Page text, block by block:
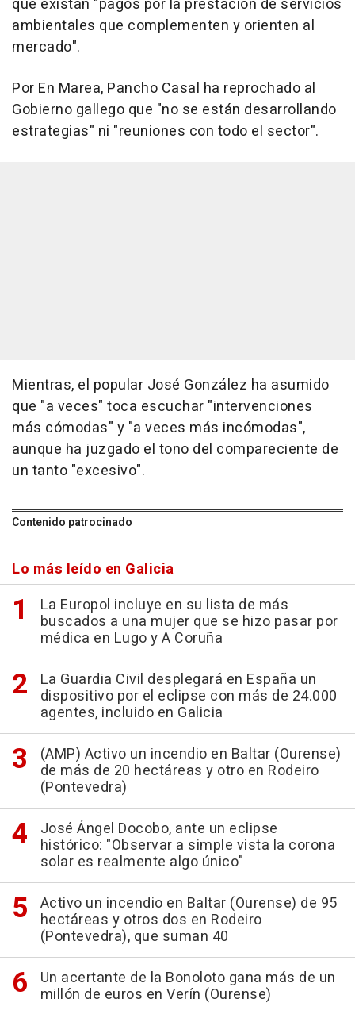
que existan "pagos por la prestación de servicios
ambientales que complementen y orienten al
mercado".
Por En Marea, Pancho Casal ha reprochado al
Gobierno gallego que "no se están desarrollando
estrategias" ni "reuniones con todo el sector".
Mientras, el popular José González ha asumido
que "a veces" toca escuchar "intervenciones
más cómodas" y "a veces más incómodas",
aunque ha juzgado el tono del compareciente de
un tanto "excesivo".
Contenido patrocinado
Lo más leído en Galicia
La Europol incluye en su lista de más
buscados a una mujer que se hizo pasar por
médica en Lugo y A Coruña
La Guardia Civil desplegará en España un
dispositivo por el eclipse con más de 24.000
agentes, incluido en Galicia
(AMP) Activo un incendio en Baltar (Ourense)
de más de 20 hectáreas y otro en Rodeiro
(Pontevedra)
José Ángel Docobo, ante un eclipse
histórico: "Observar a simple vista la corona
solar es realmente algo único"
Activo un incendio en Baltar (Ourense) de 95
hectáreas y otros dos en Rodeiro
(Pontevedra), que suman 40
Un acertante de la Bonoloto gana más de un
millón de euros en Verín (Ourense)